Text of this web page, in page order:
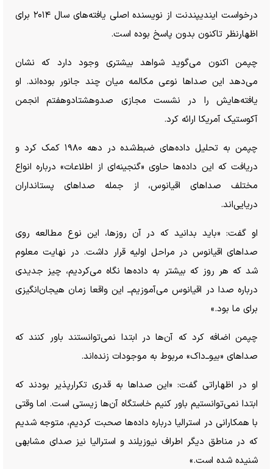
درخواست ایندیپندنت از نویسنده اصلی یافته‌های سال ۲۰۱۴ برای
اظهارنظر تاکنون بدون پاسخ بوده است.
چپمن اکنون می‌گوید شواهد بیشتری وجود دارد که نشان
می‌دهد این صدا‌ها نوعی مکالمه میان چند جانور بوده‌اند. او
یافته‌هایش را در نشست مجازی صدوهشتادوهفتم انجمن
آکوستیک آمریکا ارائه کرد.
چپمن به تحلیل داده‌های ضبط‌شده در دهه ۱۹۸۰ کمک کرد و
دریافت که این داده‌ها حاوی «گنجینه‌ای از اطلاعات» درباره انواع
مختلف صدا‌های اقیانوس، از جمله صدا‌های پستانداران
دریایی‌اند.
او گفت: «باید بدانید که در آن روزها، این نوع مطالعه روی
صدا‌های اقیانوس در مراحل اولیه قرار داشت. در نهایت معلوم
شد که هر روز که بیشتر به داده‌ها نگاه می‌کردیم، چیز جدیدی
درباره صدا در اقیانوس می‌آموزیم‌ــ این واقعا زمان هیجان‌انگیزی
برای ما بود.»
چپمن اضافه کرد که آن‌ها در ابتدا نمی‌توانستند باور کنند که
صدا‌های «بیو‌ــ‌داک» مربوط به موجودات زنده‌اند.
او در اظهاراتی گفت: «این صدا‌ها به قدری تکرار‌پذیر بودند که
ابتدا نمی‌توانستیم باور کنیم خاستگاه آن‌ها زیستی است. اما وقتی
با همکارانی در استرالیا درباره داده‌ها صحبت کردیم، متوجه شدیم
که در مناطق دیگر اطراف نیوزیلند و استرالیا نیز صدای مشابهی
شنیده شده است.»